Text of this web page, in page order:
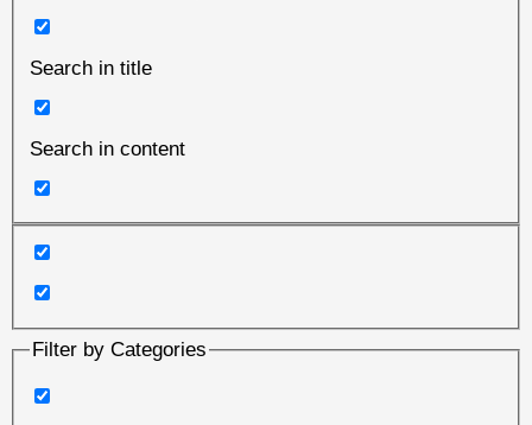
Search in title
Search in content
Filter by Categories